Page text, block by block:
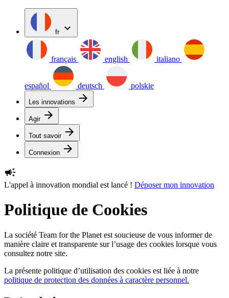
fr expand_more
français english italiano
español deutsch polskie
Les innovations arrow_forward
Agir arrow_forward
Tout savoir arrow_forward
Connexion arrow_forward
campaign
L'appel à innovation mondial est lancé ! Déposer mon innovation
Politique de Cookies
La société Team for the Planet est soucieuse de vous informer de
manière claire et transparente sur l’usage des cookies lorsque vous
consultez notre site.
La présente politique d’utilisation des cookies est liée à notre
politique de protection des données à caractère personnel.